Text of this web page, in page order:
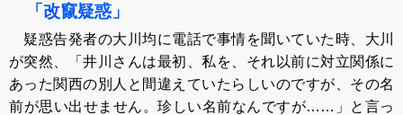
「改竄疑惑」
疑惑告発者の大川均に電話で事情を聞いていた時、大川
が突然、「井川さんは最初、私を、それ以前に対立関係に
あった関西の別人と間違えていたらしいのですが、その名
前が思い出せません。珍しい名前なんですが……」と言っ